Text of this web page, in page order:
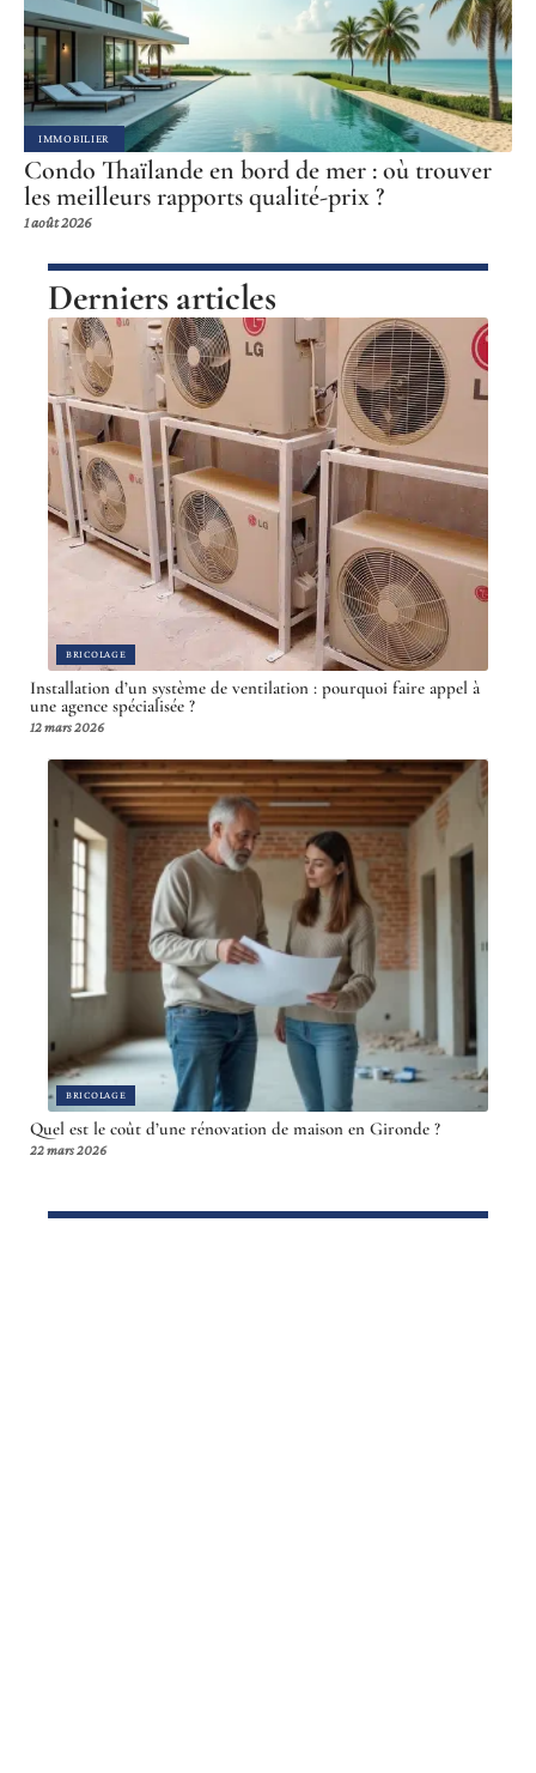
IMMOBILIER
Condo Thaïlande en bord de mer : où trouver
les meilleurs rapports qualité-prix ?
1 août 2026
Derniers articles
BRICOLAGE
Installation d’un système de ventilation : pourquoi faire appel à
une agence spécialisée ?
12 mars 2026
BRICOLAGE
Quel est le coût d’une rénovation de maison en Gironde ?
22 mars 2026